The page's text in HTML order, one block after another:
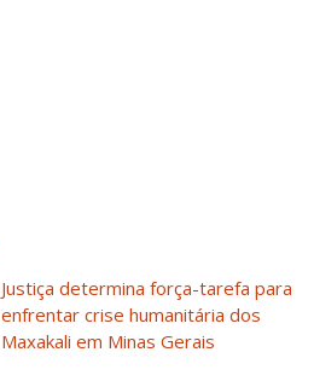
Justiça determina força-tarefa para
enfrentar crise humanitária dos
Maxakali em Minas Gerais